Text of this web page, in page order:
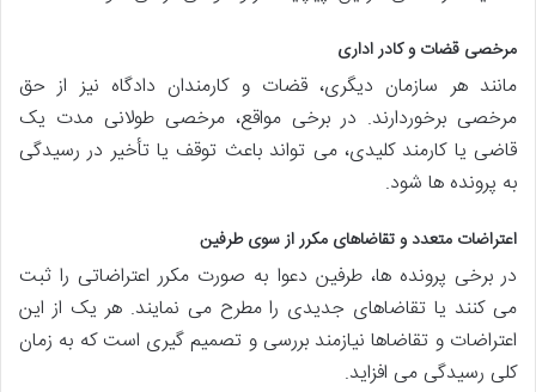
مرخصی قضات و کادر اداری
مانند هر سازمان دیگری، قضات و کارمندان دادگاه نیز از حق
مرخصی برخوردارند. در برخی مواقع، مرخصی طولانی مدت یک
قاضی یا کارمند کلیدی، می تواند باعث توقف یا تأخیر در رسیدگی
به پرونده ها شود.
اعتراضات متعدد و تقاضاهای مکرر از سوی طرفین
در برخی پرونده ها، طرفین دعوا به صورت مکرر اعتراضاتی را ثبت
می کنند یا تقاضاهای جدیدی را مطرح می نمایند. هر یک از این
اعتراضات و تقاضاها نیازمند بررسی و تصمیم گیری است که به زمان
کلی رسیدگی می افزاید.